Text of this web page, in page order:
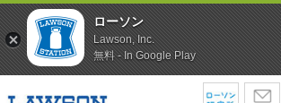
ローソン
Lawson, Inc.
無料 - In Google Play